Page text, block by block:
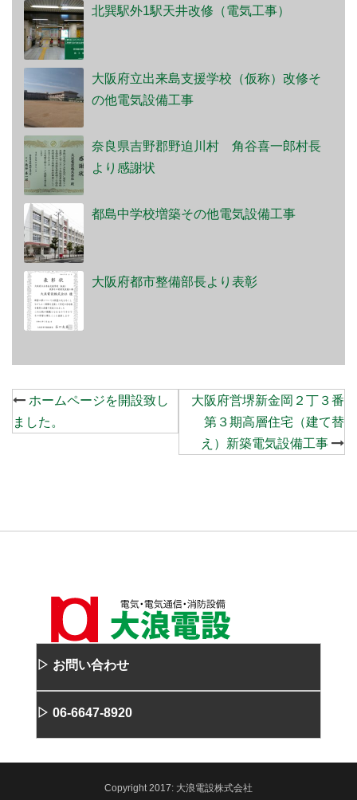
北巽駅外1駅天井改修（電気工事）
大阪府立出来島支援学校（仮称）改修そ
の他電気設備工事
奈良県吉野郡野迫川村 角谷喜一郎村長
より感謝状
都島中学校増築その他電気設備工事
大阪府都市整備部長より表彰
Post
navigation
ホームページを開設致し
ました。
大阪府営堺新金岡２丁３番
第３期高層住宅（建て替
え）新築電気設備工事
▷ お問い合わせ
▷ 06-6647-8920
Copyright2017: 大浪電設株式会社